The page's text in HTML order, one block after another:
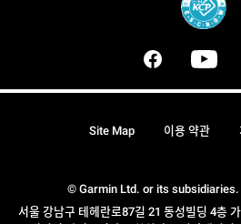
© Garmin Ltd. or its
서울 강남구 테헤란로87길 21 동성빌딩 4층
Site Map 이용 약관